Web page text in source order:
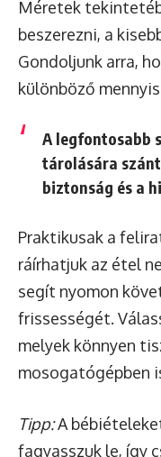
Méretek
beszerezni, a
Gondoljunk arra,
különböző
A legfontosabb
tárolására
biztonság és a
Praktikusak a
ráírhatjuk az étel
segít nyomon
frissességét.
melyek könnyen
mosogatógépben
Tipp:A
fagyasszuk le, így